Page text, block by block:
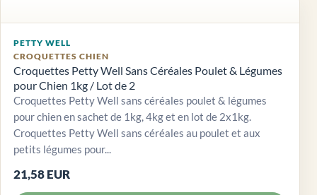
PETTY WELL
CROQUETTES CHIEN
Croquettes Petty Well Sans Céréales Poulet & Légumes
pour Chien 1kg / Lot de 2
Croquettes Petty Well sans céréales poulet & légumes
pour chien en sachet de 1kg, 4kg et en lot de 2x1kg.
Croquettes Petty Well sans céréales au poulet et aux
petits légumes pour...
21,58 EUR